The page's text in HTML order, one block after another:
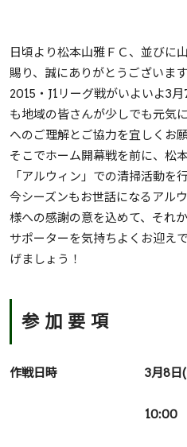
日頃より松本山雅ＦＣ、並びに
賜り、誠にありがとうございます
2015・J1リーグ戦がいよいよ3
も地域の皆さんが少しでも元気
へのご理解とご協力を宜しくお
そこでホーム開幕戦を前に、松
「アルウィン」での清掃活動を行
今シーズンもお世話になるアル
様への感謝の意を込めて、それ
サポーターを気持ちよくお迎え
げましょう！
参 加 要 項
作戦日時
3月8日
10:00